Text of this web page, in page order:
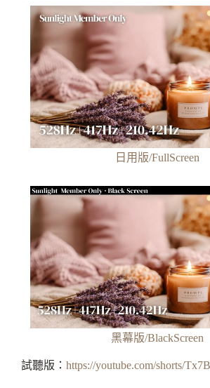
日用版/FullScreen
黑幕版/BlackScreen
試聽版： https://youtube.com/shorts/